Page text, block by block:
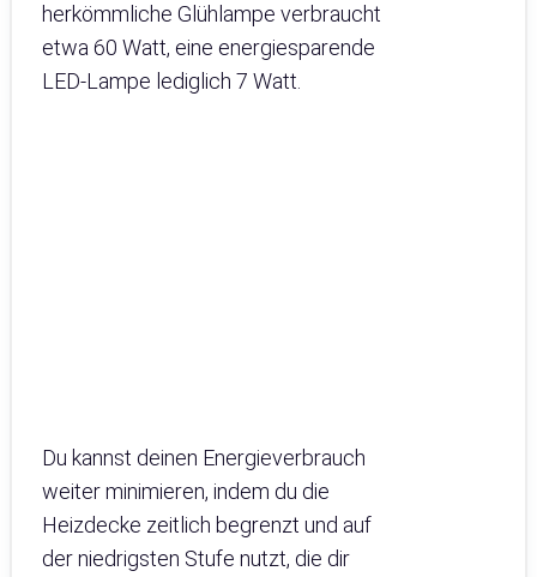
herkömmliche Glühlampe verbraucht
etwa 60 Watt, eine energiesparende
LED-Lampe lediglich 7 Watt.
Du kannst deinen Energieverbrauch
weiter minimieren, indem du die
Heizdecke zeitlich begrenzt und auf
der niedrigsten Stufe nutzt, die dir